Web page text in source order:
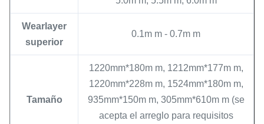
Wearlayer
superior
0.1m m - 0.7m m
Tamaño
1220mm*180m m, 1212mm*177m m,
1220mm*228m m, 1524mm*180m m,
935mm*150m m, 305mm*610m m (se
acepta el arreglo para requisitos